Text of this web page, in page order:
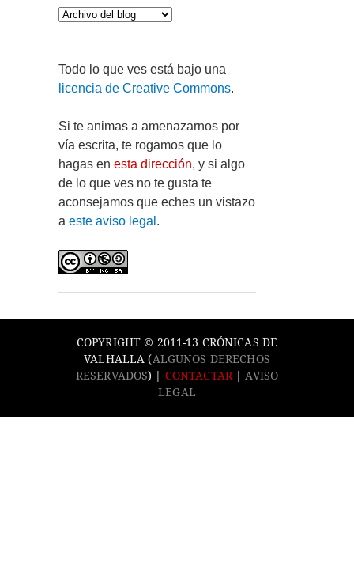
Todo lo que ves está bajo una
licencia de Creative Commons.
Si te animas a amenazarnos por
vía escrita, te rogamos que lo
hagas en esta dirección, y si algo
de lo que ves no te gusta te
aconsejamos que eches un vistazo
a este aviso legal .
COPYRIGHT © 2011-13 CRÓNICAS DE
VALHALLA (ALGUNOS DERECHOS
RESERVADOS) | CONTACTAR
AVISO
LEGAL